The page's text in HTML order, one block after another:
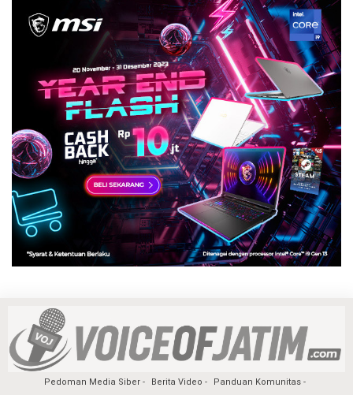
Pedoman Media Siber Berita Video
Panduan Komunitas